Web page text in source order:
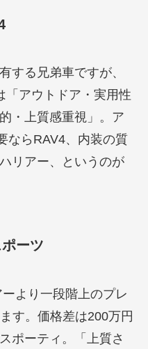
する兄弟車ですが、
「アウトドア・実用性
・上質感重視」。ア
ならRAV4、内装の質
リアー、というのが
ーツ
より一段階上のプレ
す。価格差は200万円
ポーティ。「上質さ